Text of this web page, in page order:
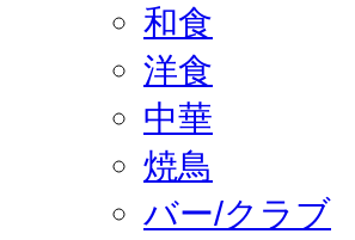
和食
洋食
中華
焼鳥
バー/クラブ